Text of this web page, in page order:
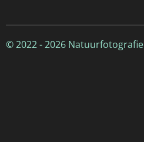
© 2022 - 2026 Natuurfotografie